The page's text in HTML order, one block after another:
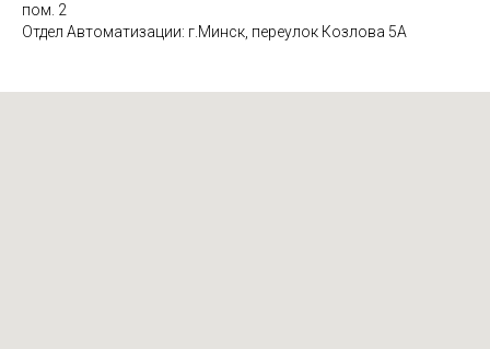
пом. 2
Отдел Автоматизации: г.Минск, переулок Козлова 5А